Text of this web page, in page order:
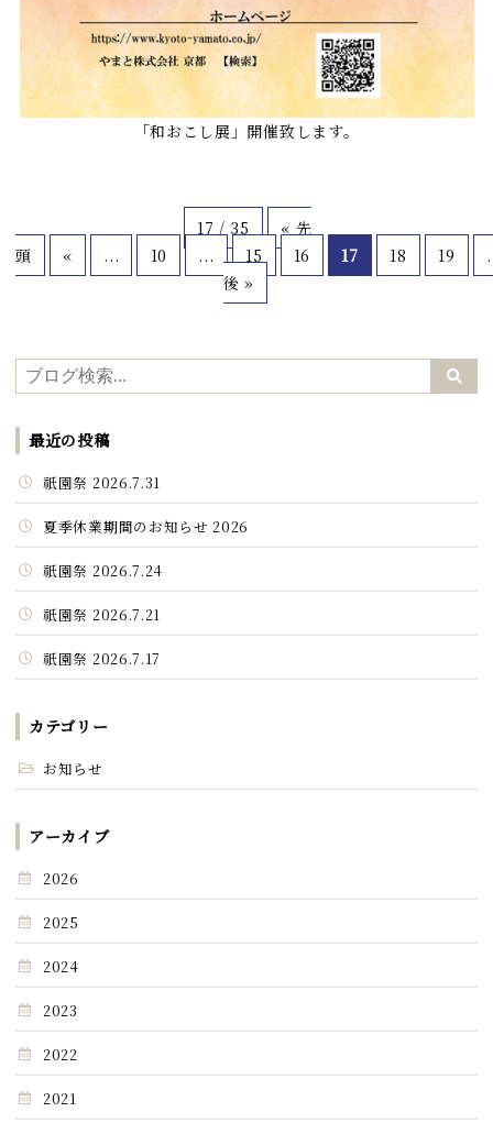
「和おこし展」開催致します。
17 / 35
« 先
頭
« ... 10 ... 15 16 17 18 19
後 »
最近の投稿
祇園祭 2026.7.31
夏季休業期間のお知らせ 2026
祇園祭 2026.7.24
祇園祭 2026.7.21
祇園祭 2026.7.17
カテゴリー
お知らせ
アーカイブ
2026
2025
2024
2023
2022
2021